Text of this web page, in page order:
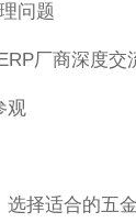
问题
厂商深度交
观
选择适合的五